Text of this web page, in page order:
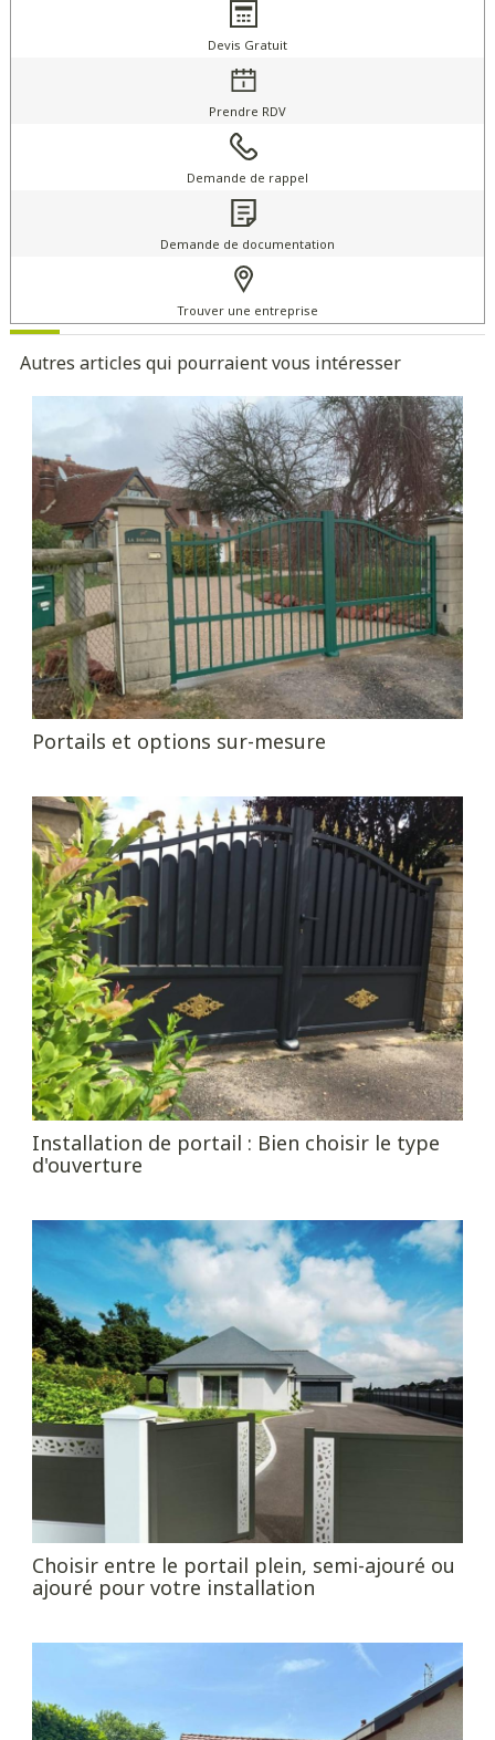
Devis Gratuit
Prendre RDV
Demande de rappel
Demande de documentation
Trouver une entreprise
Autres articles qui pourraient vous intéresser
Portails et options sur-mesure
Installation de portail : Bien choisir le type
d'ouverture
Choisir entre le portail plein, semi-ajouré ou
ajouré pour votre installation